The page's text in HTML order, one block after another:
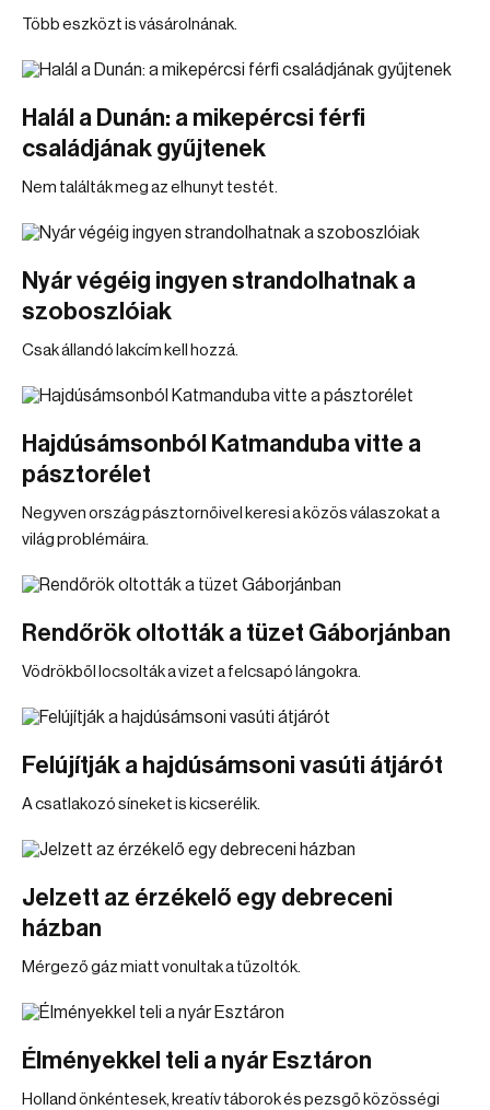
Több eszközt is vásárolnának.
Halál a Dunán: a mikepércsi férfi
családjának gyűjtenek
Nem találták meg az elhunyt testét.
Nyár végéig ingyen strandolhatnak a
szoboszlóiak
Csak állandó lakcím kell hozzá.
Hajdúsámsonból Katmanduba vitte a
pásztorélet
Negyven ország pásztornőivel keresi a közös válaszokat a
világ problémáira.
Rendőrök oltották a tüzet Gáborjánban
Vödrökből locsolták a vizet a felcsapó lángokra.
Felújítják a hajdúsámsoni vasúti átjárót
A csatlakozó síneket is kicserélik.
Jelzett az érzékelő egy debreceni
házban
Mérgező gáz miatt vonultak a tűzoltók.
Élményekkel teli a nyár Esztáron
Holland önkéntesek, kreatív táborok és pezsgő közösségi